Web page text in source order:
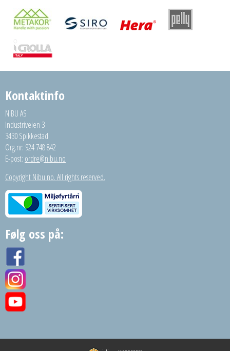
Kontaktinfo
NIBU AS
Industriveien 3
3430 Spikkestad
Org.nr: 924 748 842
E-post: ordre@nibu.no
Copyright Nibu.no. All rights reserved.
Følg oss på: